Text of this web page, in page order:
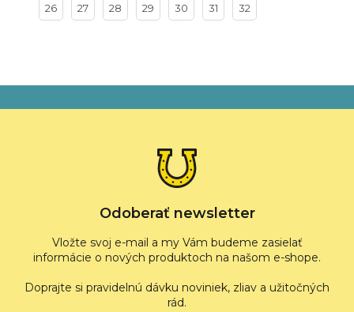
26 27 28 29 30 31 32
á
Odoberať newsletter
Vložte svoj e-mail a my Vám budeme zasielať
informácie o nových produktoch na našom e-shope.